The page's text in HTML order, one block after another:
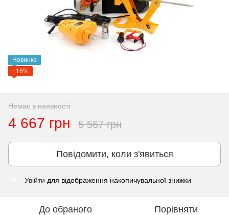
Новинка
−16%
Немає в наявності
4 667 грн 5 567 грн
Повідомити, коли з'явиться
Увійти для відображення накопичувальної знижки
До обраного Порівняти